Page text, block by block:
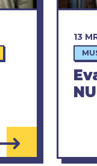
NU
13